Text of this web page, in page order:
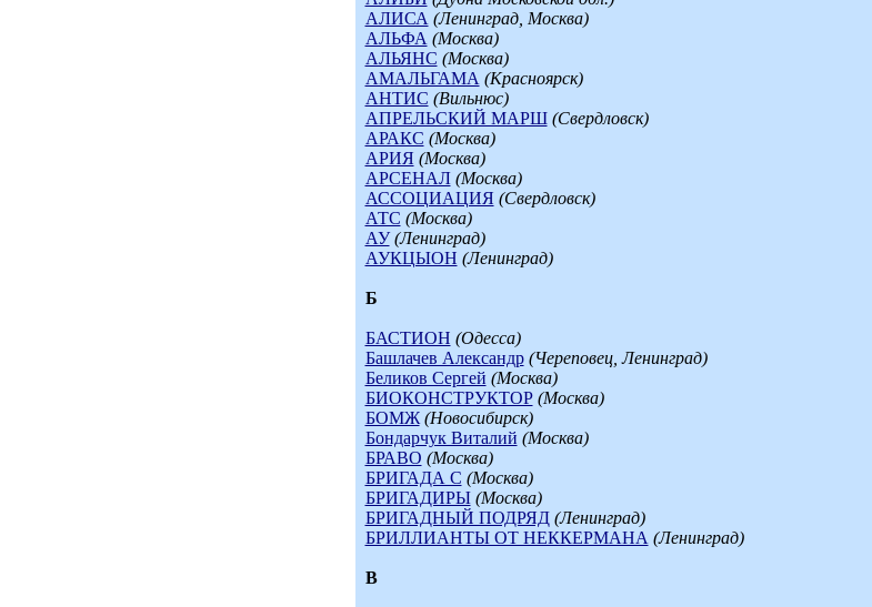
АЛИСА (Ленинград, Москва)
АЛЬФА (Москва)
АЛЬЯНС (Москва)
АМАЛЬГАМА (Красноярск)
АНТИС (Вильнюс)
АПРЕЛЬСКИЙ МАРШ (Свердловск)
АРАКС (Москва)
АРИЯ (Москва)
АРCЕНАЛ (Москва)
АССОЦИАЦИЯ (Свердловск)
АТС (Москва)
АУ (Ленинград)
АУКЦЫОН (Ленинград)
Б
БАСТИОН (Одесса)
Башлачев Александр (Череповец, Ленинград)
Беликов Сергей (Москва)
БИОКОНСТРУКТОР (Москва)
БОМЖ (Новосибирск)
Бондарчук Виталий (Москва)
БРАВО (Москва)
БРИГАДА С (Москва)
БРИГАДИРЫ (Москва)
БРИГАДНЫЙ ПОДРЯД (Ленинград)
БРИЛЛИАНТЫ ОТ НЕККЕРМАНА (Ленинград)
В